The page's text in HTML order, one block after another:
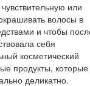
или
волосы в
и чтобы
себя
косметический
продукты, которые
деликатно.